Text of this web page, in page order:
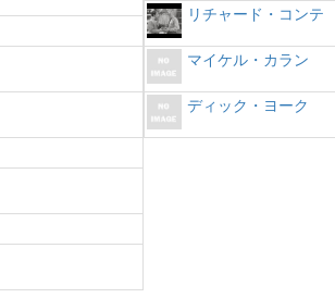
リチャード・コンテ
マイケル・カラン
ディック・ヨーク